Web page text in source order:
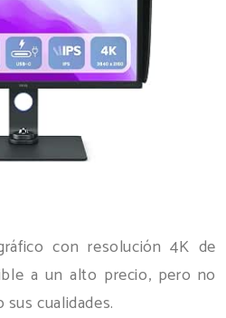
con resolución 4K de
a un alto precio, pero no
cualidades.